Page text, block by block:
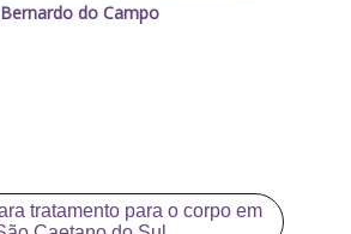
Bernardo do Campo